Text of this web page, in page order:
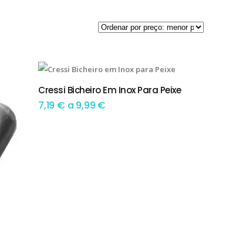
TEM OPÇÕES
Cressi Bicheiro Em Inox Para Peixe
7,19 € a 9,99 €